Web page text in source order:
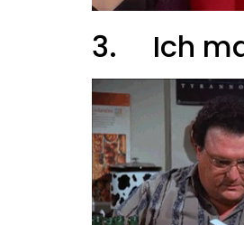
3. Ich